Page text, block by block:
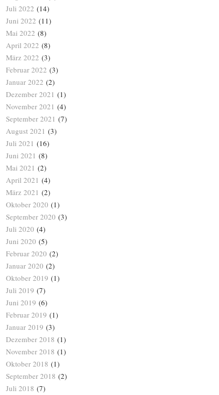
Juli 2022 (14)
Juni 2022 (11)
Mai 2022 (8)
April 2022 (8)
März 2022 (3)
Februar 2022 (3)
Januar 2022 (2)
Dezember 2021 (1)
November 2021 (4)
September 2021 (7)
August 2021 (3)
Juli 2021 (16)
Juni 2021 (8)
Mai 2021 (2)
April 2021 (4)
März 2021 (2)
Oktober 2020 (1)
September 2020 (3)
Juli 2020 (4)
Juni 2020 (5)
Februar 2020 (2)
Januar 2020 (2)
Oktober 2019 (1)
Juli 2019 (7)
Juni 2019 (6)
Februar 2019 (1)
Januar 2019 (3)
Dezember 2018 (1)
November 2018 (1)
Oktober 2018 (1)
September 2018 (2)
Juli 2018 (7)